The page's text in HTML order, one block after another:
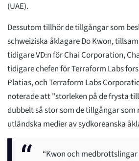
(UAE).
Dessutom tillhör de tillgångar som
schweiziska åklagare Do Kwon,
tidigare VD:n för Chai Corporation,
tidigare chefen för Terraform Labs
Platias, och Terraform Labs
noterade att "storleken på de frysta
dubbelt så stor som de tillgångar
utländska medier av sydkoreanska
“Kwon och medbrottslingar